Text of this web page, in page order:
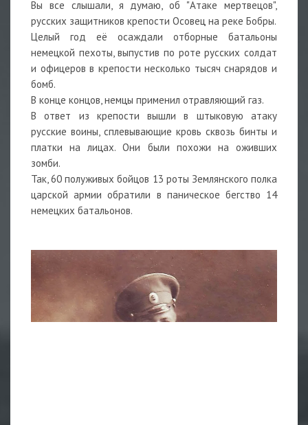
Вы все слышали, я думаю, об "Атаке мертвецов",
русских защитников крепости Осовец на реке Бобры.
Целый год её осаждали отборные батальоны
немецкой пехоты, выпустив по роте русских солдат
и офицеров в крепости несколько тысяч снарядов и
бомб.
В конце концов, немцы применил отравляющий газ.
В ответ из крепости вышли в штыковую атаку
русские воины, сплевывающие кровь сквозь бинты и
платки на лицах. Они были похожи на оживших
зомби.
Так, 60 полуживых бойцов 13 роты Землянского полка
царской армии обратили в паническое бегство 14
немецких батальонов.